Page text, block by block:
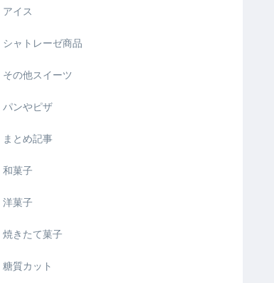
アイス
シャトレーゼ商品
その他スイーツ
パンやピザ
まとめ記事
和菓子
洋菓子
焼きたて菓子
糖質カット